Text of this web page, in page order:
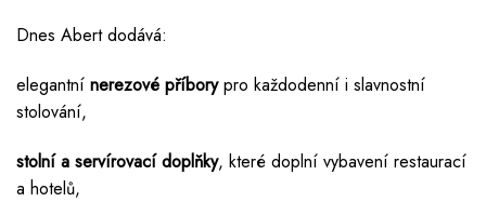
Dnes Abert dodává:
elegantní nerezové příborypro každodenní i slavnostní
stolování,
stolní a servírovací doplňky, které doplní vybavení restaurací
a hotelů,